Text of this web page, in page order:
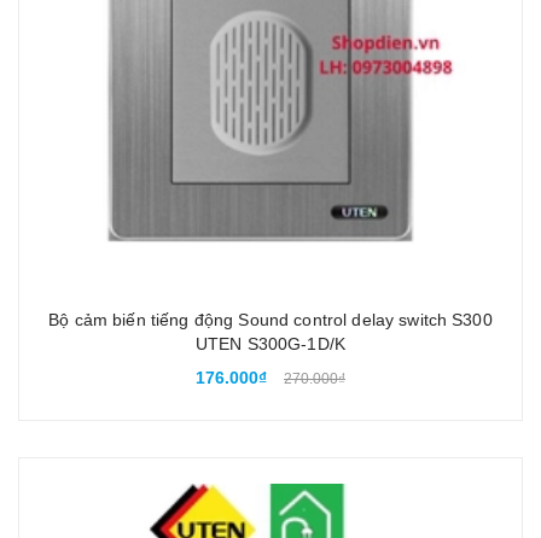
Bộ cảm biến tiếng động Sound control delay switch S300
UTEN S300G-1D/K
176.000₫
270.000₫